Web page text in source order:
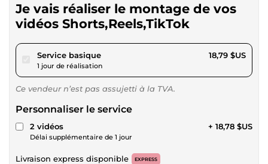
Je vais réaliser le montage de vos
vidéos Shorts,Reels,TikTok
Service basiquepour 17,31 $US
1 jour de réalisation
18,79 $US
Ce vendeur n’est pas assujetti à la TVA.
Personnaliser le service
2 vidéos
Délai supplémentaire de 1 jour
+ 18,78 $US
Livraison express disponible EXPRESS